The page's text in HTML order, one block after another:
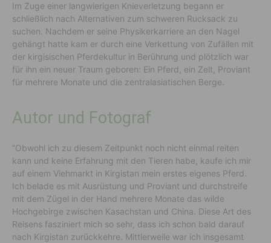
Im Zuge einer langwierigen Knieverletzung begann er
schließlich nach Alternativen zum schweren Rucksack zu
suchen. Nachdem er seine Physikerkarriere an den Nagel
gehängt hatte kam er durch eine Verkettung von Zufällen mit
der kirgisischen Pferdekultur in Berührung und plötzlich war
für ihn ein neuer Traum geboren: Ein Pferd, ein Zelt, Proviant
für mehrere Monate und die zentralasiatischen Berge.
Autor und Fotograf
“Obwohl ich zu diesem Zeitpunkt noch nicht einmal reiten
kann und keine Erfahrung mit den Tieren habe, kaufe ich mir
auf einem Viehmarkt in Kirgistan mein erstes eigenes Pferd.
Ich belade es mit Ausrüstung und Proviant und durchstreife
mit dem Zügel in der Hand mehrere Monate das wilde
Hochgebirge zwischen Kasachstan und China. Diese Art des
Reisens fasziniert mich so sehr, dass ich schon bald darauf
nach Kirgistan zurückkehre. Mittlerweile war ich insgesamt